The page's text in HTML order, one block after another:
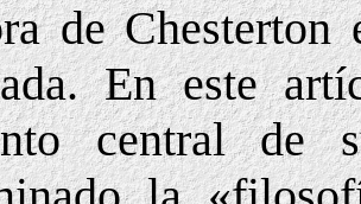
de Chesterton
En este
central de